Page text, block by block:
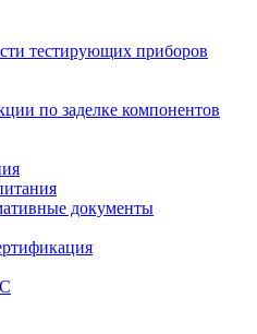
тестирующих приборов
по заделке компонентов
документы